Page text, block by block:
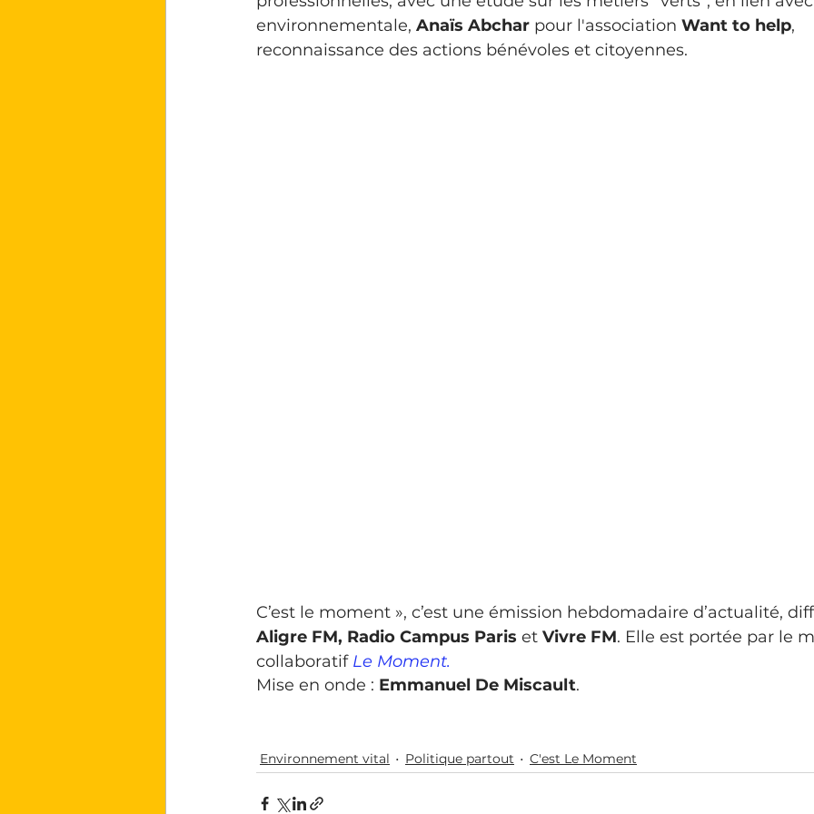
environnementale, Anaïs Abchar pour l'association Want to help,
reconnaissance des actions bénévoles et citoyennes.
C’est le moment », c’est une émission hebdomadaire d’actualité,
Aligre FM, Radio Campus Paris et Vivre FM. Elle est portée par le
collaboratif Le Moment.
Mise en onde : Emmanuel De Miscault.
Environnement vital Politique partout C'est Le Moment